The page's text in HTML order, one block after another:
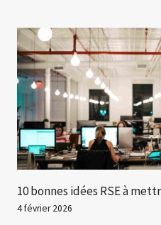
10 bonnes idées RSE à
4 février 2026